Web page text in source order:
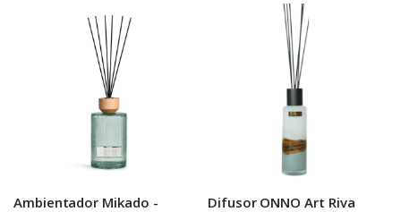
Ambientador Mikado -
Difusor ONNO Art Riva